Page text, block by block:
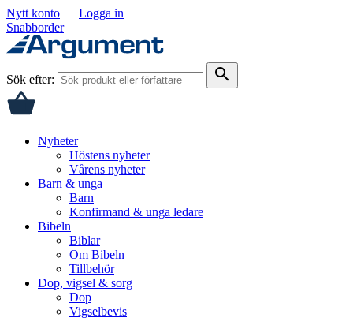
Nytt konto
Logga in
Snabborder
Sök efter: search
Nyheter
Höstens nyheter
Vårens nyheter
Barn & unga
Barn
Konfirmand & unga ledare
Bibeln
Biblar
Om Bibeln
Tillbehör
Dop, vigsel & sorg
Dop
Vigselbevis